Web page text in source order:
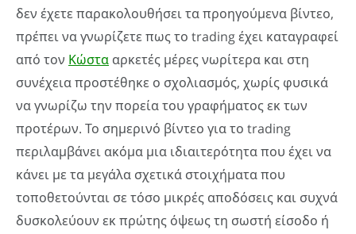
δεν έχετε παρακολουθήσει τα προηγούμενα βίντεο,
πρέπει να γνωρίζετε πως το trading έχει καταγραφεί
από τον Κώστα αρκετές μέρες νωρίτερα και στη
συνέχεια προστέθηκε ο σχολιασμός, χωρίς φυσικά
να γνωρίζω την πορεία του γραφήματος εκ των
προτέρων. Το σημερινό βίντεο για το trading
περιλαμβάνει ακόμα μια ιδιαιτερότητα που έχει να
κάνει με τα μεγάλα σχετικά στοιχήματα που
τοποθετούνται σε τόσο μικρές αποδόσεις και συχνά
δυσκολεύουν εκ πρώτης όψεως τη σωστή είσοδο ή